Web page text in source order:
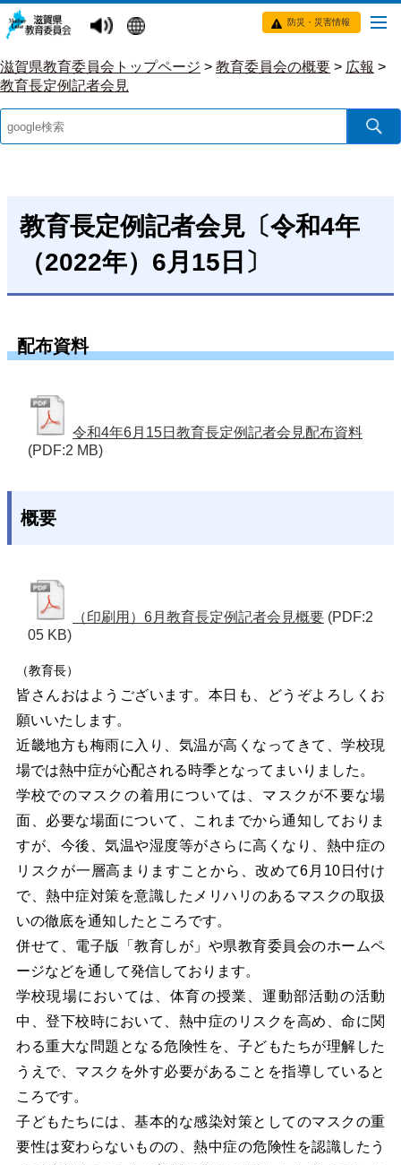
防災・災害情報
滋賀県教育委員会トップページ > 教育委員会の概要 > 広報 >
教育長定例記者会見
教育長定例記者会見〔令和4年
（2022年）6月15日〕
配布資料
令和4年6月15日教育長定例記者会見配布資料
(PDF:2 MB)
概要
（印刷用）6月教育長定例記者会見概要 (PDF:2
05 KB)
（教育長）
皆さんおはようございます。本日も、どうぞよろしくお
願いいたします。
近畿地方も梅雨に入り、気温が高くなってきて、学校現
場では熱中症が心配される時季となってまいりました。
学校でのマスクの着用については、マスクが不要な場
面、必要な場面について、これまでから通知しておりま
すが、今後、気温や湿度等がさらに高くなり、熱中症の
リスクが一層高まりますことから、改めて6月10日付け
で、熱中症対策を意識したメリハリのあるマスクの取扱
いの徹底を通知したところです。
併せて、電子版「教育しが」や県教育委員会のホームペ
ージなどを通して発信しております。
学校現場においては、体育の授業、運動部活動の活動
中、登下校時において、熱中症のリスクを高め、命に関
わる重大な問題となる危険性を、子どもたちが理解した
うえで、マスクを外す必要があることを指導していると
ころです。
子どもたちには、基本的な感染対策としてのマスクの重
要性は変わらないものの、熱中症の危険性を認識したう